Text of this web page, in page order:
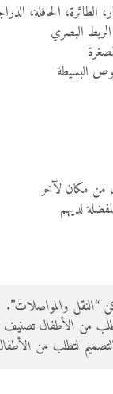
الطائرة، الحافلة،
البصري
البسيطة
من مكان لآخر
لديهم
“النقل والمواصلات”.
من الأطفال تصنيف
لتطلب من